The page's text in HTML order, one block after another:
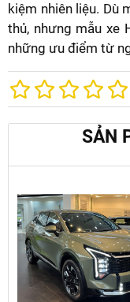
kiệm nhiên liệu. Dù
thủ, nhưng mẫu xe
những ưu điểm từ
SẢN